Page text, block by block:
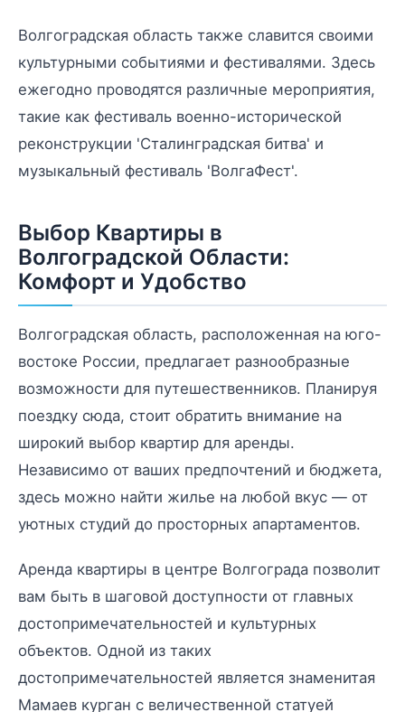
Волгоградская область также славится своими
культурными событиями и фестивалями. Здесь
ежегодно проводятся различные мероприятия,
такие как фестиваль военно-исторической
реконструкции 'Сталинградская битва' и
музыкальный фестиваль 'ВолгаФест'.
Выбор Квартиры в
Волгоградской Области:
Комфорт и Удобство
Волгоградская область, расположенная на юго-
востоке России, предлагает разнообразные
возможности для путешественников. Планируя
поездку сюда, стоит обратить внимание на
широкий выбор квартир для аренды.
Независимо от ваших предпочтений и бюджета,
здесь можно найти жилье на любой вкус — от
уютных студий до просторных апартаментов.
Аренда квартиры в центре Волгограда позволит
вам быть в шаговой доступности от главных
достопримечательностей и культурных
объектов. Одной из таких
достопримечательностей является знаменитая
Мамаев курган с величественной статуей